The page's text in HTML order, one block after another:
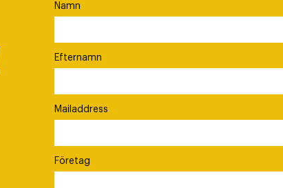
Namn
Efternamn
Mailaddress
Företag